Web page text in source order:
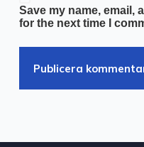
Save my name, email,
for the next time I
Publicera